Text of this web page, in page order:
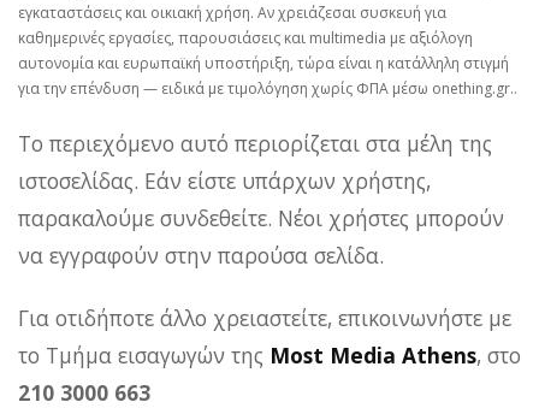
εγκαταστάσεις και οικιακή χρήση. Αν χρειάζεσαι συσκευή για
καθημερινές εργασίες, παρουσιάσεις και multimedia με αξιόλογη
αυτονομία και ευρωπαϊκή υποστήριξη, τώρα είναι η κατάλληλη στιγμή
για την επένδυση — ειδικά με τιμολόγηση χωρίς ΦΠΑ μέσω onething.gr..
Το περιεχόμενο αυτό περιορίζεται στα μέλη της
ιστοσελίδας. Εάν είστε υπάρχων χρήστης,
παρακαλούμε συνδεθείτε. Νέοι χρήστες μπορούν
να εγγραφούν στην παρούσα σελίδα.
Για οτιδήποτε άλλο χρειαστείτε, επικοινωνήστε με
το Τμήμα εισαγωγών της Most Media Athens, στο
210 3000 663